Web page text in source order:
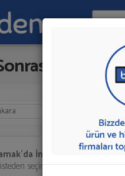
Ara:
Temizlik
İnşaat Sonrası
seçim yapıp ya da "İlk 5